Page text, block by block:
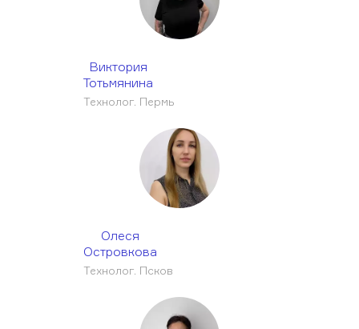
Виктория
Тотьмянина
Технолог. Пермь
Олеся
Островкова
Технолог. Псков